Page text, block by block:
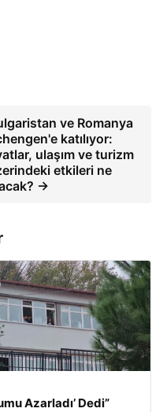
ve Romanya
katılıyor:
ulaşım ve turizm
etkileri ne
→
Azarladı’ Dedi”